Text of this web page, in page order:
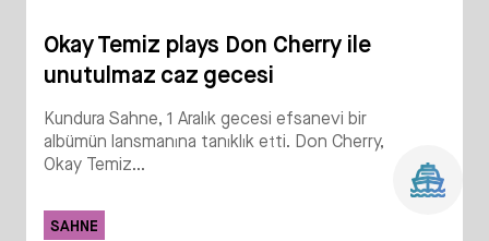
Okay Temiz plays Don Cherry ile
unutulmaz caz gecesi
Kundura Sahne, 1 Aralık gecesi efsanevi bir
albümün lansmanına tanıklık etti. Don Cherry,
Okay Temiz...
SAHNE